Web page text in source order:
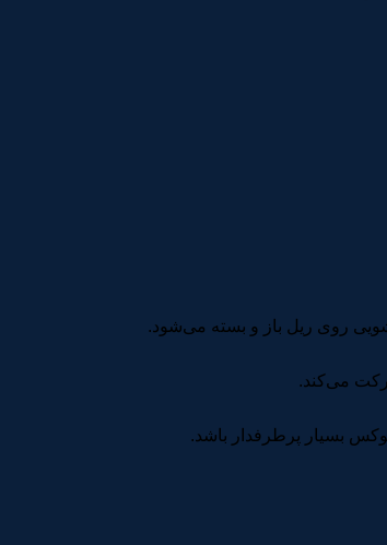
روی ریل باز و بسته می‌شود.
می‌کند.
بسیار پرطرفدار باشد.